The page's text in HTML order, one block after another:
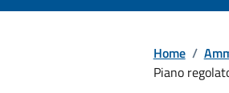
Home /
Piano